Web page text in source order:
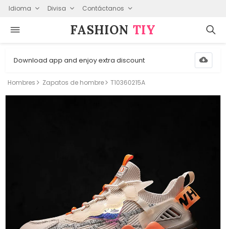
Idioma Divisa Contáctanos
FASHION⁠ TIY
Download app and enjoy extra discount
Hombres Zapatos de hombre T10360215A